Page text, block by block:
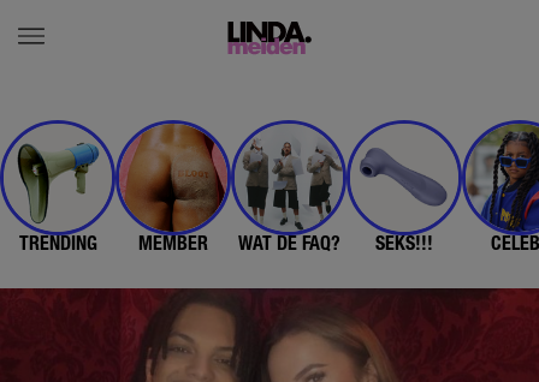
TRENDING MEMBER WAT DE FAQ? SEKS!!!